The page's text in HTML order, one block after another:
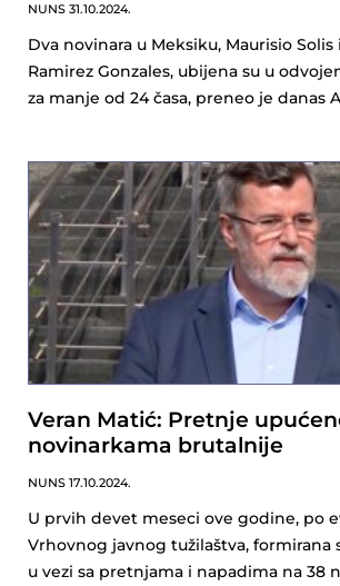
NUNS 31.10.2024.
Dva novinara u Meksiku, Maurisio Solis
Ramirez Gonzales, ubijena su u
za manje od 24 časa, preneo je danas
Veran Matić: Pretnje
novinarkama brutalnije
NUNS 17.10.2024.
U prvih devet meseci ove godine, po
Vrhovnog javnog tužilaštva, formirana
u vezi sa pretnjama i napadima na 38